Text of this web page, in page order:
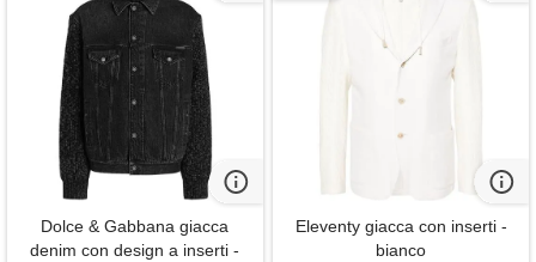
Dolce & Gabbana giacca
denim con design a inserti -
Eleventy giacca con inserti -
bianco